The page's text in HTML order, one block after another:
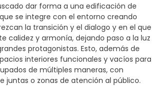
dar forma a una edificación de
se integre con el entorno creando
la transición y el dialogo y en el que
calidez y armonía, dejando paso a la luz
protagonistas. Esto, además de
interiores funcionales y vacíos para
de múltiples maneras, con
juntas o zonas de atención al público.